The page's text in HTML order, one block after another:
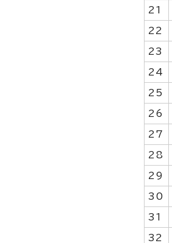
21
22
23
24
25
26
27
28
29
30
31
32